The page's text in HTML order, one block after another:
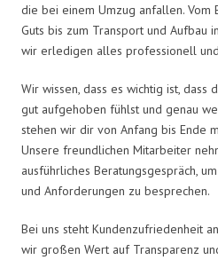
die bei einem Umzug anfallen. Vom
Guts bis zum Transport und Aufbau
wir erledigen alles professionell
Wir wissen, dass es wichtig ist, dass
gut aufgehoben fühlst und genau
stehen wir dir von Anfang bis Ende
Unsere freundlichen Mitarbeiter
ausführliches Beratungsgespräch,
und Anforderungen zu besprechen.
Bei uns steht Kundenzufriedenheit
wir großen Wert auf Transparenz